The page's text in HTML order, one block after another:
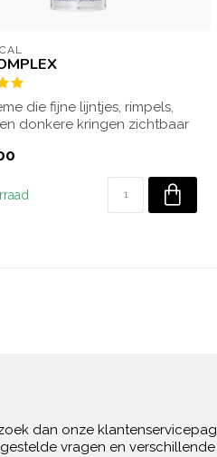
die fijne lijntjes, rimpels,
donkere kringen zichtbaar
dan onze
vragen en verschillende